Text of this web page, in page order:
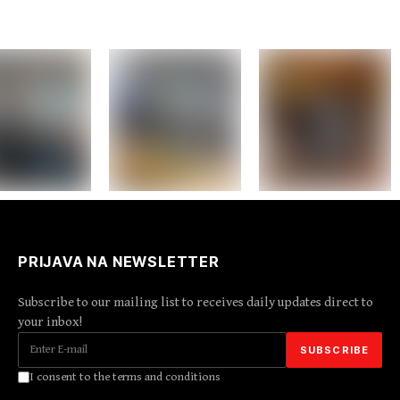
PRIJAVA NA NEWSLETTER
Subscribe to our mailing list to receives daily updates direct to
your inbox!
I consent to the terms and conditions